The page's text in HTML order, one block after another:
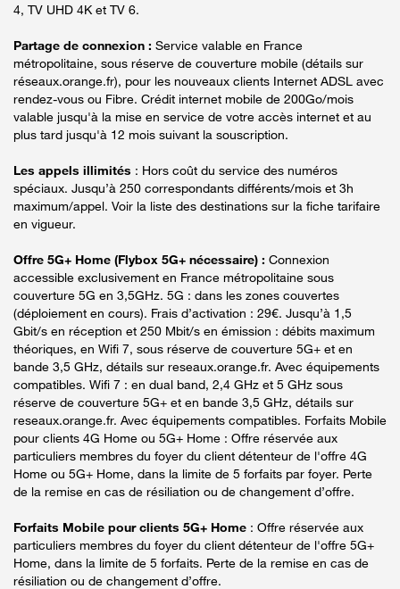
4, TV UHD 4K et TV 6.
Partage de connexion : Service valable en France
métropolitaine, sous réserve de couverture mobile (détails sur
réseaux.orange.fr), pour les nouveaux clients Internet ADSL avec
rendez-vous ou Fibre. Crédit internet mobile de 200Go/mois
valable jusqu'à la mise en service de votre accès internet et au
plus tard jusqu'à 12 mois suivant la souscription.
Les appels illimités : Hors coût du service des numéros
spéciaux. Jusqu’à 250 correspondants différents/mois et 3h
maximum/appel. Voir la liste des destinations sur la fiche tarifaire
en vigueur.
Offre 5G+ Home (Flybox 5G+ nécessaire) : Connexion
accessible exclusivement en France métropolitaine sous
couverture 5G en 3,5GHz. 5G : dans les zones couvertes
(déploiement en cours). Frais d’activation : 29€. Jusqu’à 1,5
Gbit/s en réception et 250 Mbit/s en émission : débits maximum
théoriques, en Wifi 7, sous réserve de couverture 5G+ et en
bande 3,5 GHz, détails sur reseaux.orange.fr. Avec équipements
compatibles. Wifi 7 : en dual band, 2,4 GHz et 5 GHz sous
réserve de couverture 5G+ et en bande 3,5 GHz, détails sur
reseaux.orange.fr. Avec équipements compatibles. Forfaits Mobile
pour clients 4G Home ou 5G+ Home : Offre réservée aux
particuliers membres du foyer du client détenteur de l'offre 4G
Home ou 5G+ Home, dans la limite de 5 forfaits par foyer. Perte
de la remise en cas de résiliation ou de changement d’offre.
Forfaits Mobile pour clients 5G+ Home : Offre réservée aux
particuliers membres du foyer du client détenteur de l'offre 5G+
Home, dans la limite de 5 forfaits. Perte de la remise en cas de
résiliation ou de changement d’offre.